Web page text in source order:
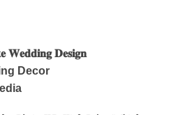
𝐖𝐞𝐝𝐝𝐢𝐧𝐠 𝐃𝐞𝐬𝐢𝐠𝐧
Decor